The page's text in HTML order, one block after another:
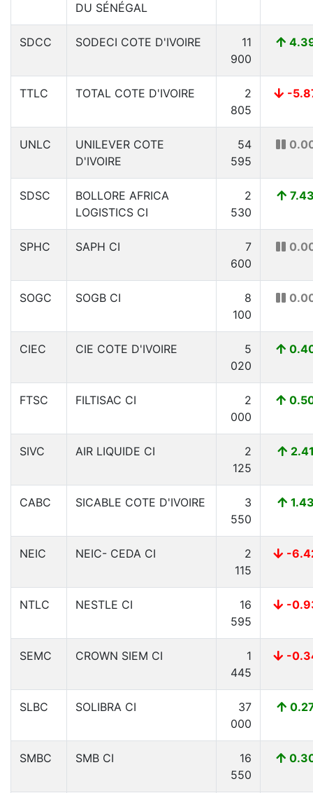
DU SÉNÉGAL
SDCC SODECI COTE D'IVOIRE
11
900
TTLC TOTAL COTE D'IVOIRE
2
805
-
UNLC
UNILEVER COTE
D'IVOIRE
54
595
SDSC
BOLLORE AFRICA
LOGISTICS CI
2
530
SPHC SAPH CI
7
600
SOGC SOGB CI
8
100
CIEC CIE COTE D'IVOIRE
5
020
FTSC FILTISAC CI
2
000
SIVC AIR LIQUIDE CI
2
125
CABC SICABLE COTE D'IVOIRE
3
550
NEIC NEIC- CEDA CI
2
115
-
NTLC NESTLE CI
16
595
-
SEMC CROWN SIEM CI
1
445
-
SLBC SOLIBRA CI
37
000
SMBC SMB CI
16
550